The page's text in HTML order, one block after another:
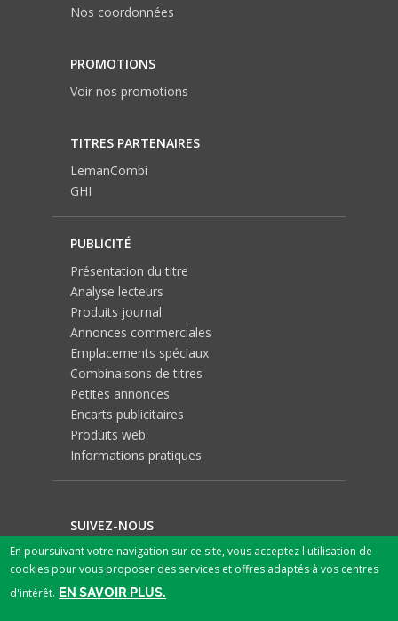
Nos coordonnées
PROMOTIONS
Voir nos promotions
TITRES PARTENAIRES
LemanCombi
GHI
PUBLICITÉ
Présentation du titre
Analyse lecteurs
Produits journal
Annonces commerciales
Emplacements spéciaux
Combinaisons de titres
Petites annonces
Encarts publicitaires
Produits web
Informations pratiques
SUIVEZ-NOUS
En poursuivant votre navigation sur ce site, vous acceptez l'utilisation de
cookies pour vous proposer des services et offres adaptés à vos centres
d'intérêt. EN SAVOIR PLUS.